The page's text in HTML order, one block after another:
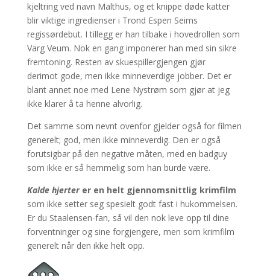
kjeltring ved navn Malthus, og et knippe døde katter
blir viktige ingredienser i Trond Espen Seims
regissørdebut. I tillegg er han tilbake i hovedrollen som
Varg Veum. Nok en gang imponerer han med sin sikre
fremtoning. Resten av skuespillergjengen gjør
derimot gode, men ikke minneverdige jobber. Det er
blant annet noe med Lene Nystrøm som gjør at jeg
ikke klarer å ta henne alvorlig.
Det samme som nevnt ovenfor gjelder også for filmen
generelt; god, men ikke minneverdig. Den er også
forutsigbar på den negative måten, med en badguy
som ikke er så hemmelig som han burde være.
Kalde hjerter er en helt gjennomsnittlig krimfilm
som ikke setter seg spesielt godt fast i hukommelsen.
Er du Staalensen-fan, så vil den nok leve opp til dine
forventninger og sine forgjengere, men som krimfilm
generelt når den ikke helt opp.